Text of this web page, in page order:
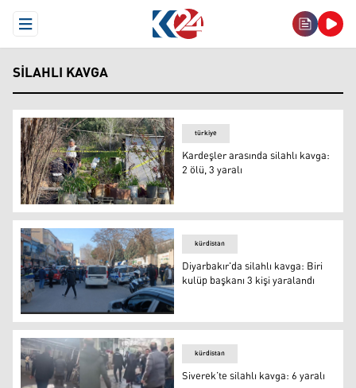
Open Menu
SILAHLI KAVGA
Kardeşler arasında silahlı kavga: 2 ölü, 3 yaralı (Foto:
türkiye
Kardeşler arasında silahlı kavga:
2 ölü, 3 yaralı
Diyarbakır'da silahlı kavga: Biri kulüp başkanı 3 kişi
kürdistan
Diyarbakır'da silahlı kavga: Biri
kulüp başkanı 3 kişi yaralandı
kürdistan
Siverek’te silahlı kavga: 6 yaralı